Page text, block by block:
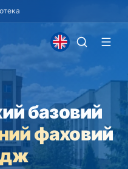
базовий
фаховий